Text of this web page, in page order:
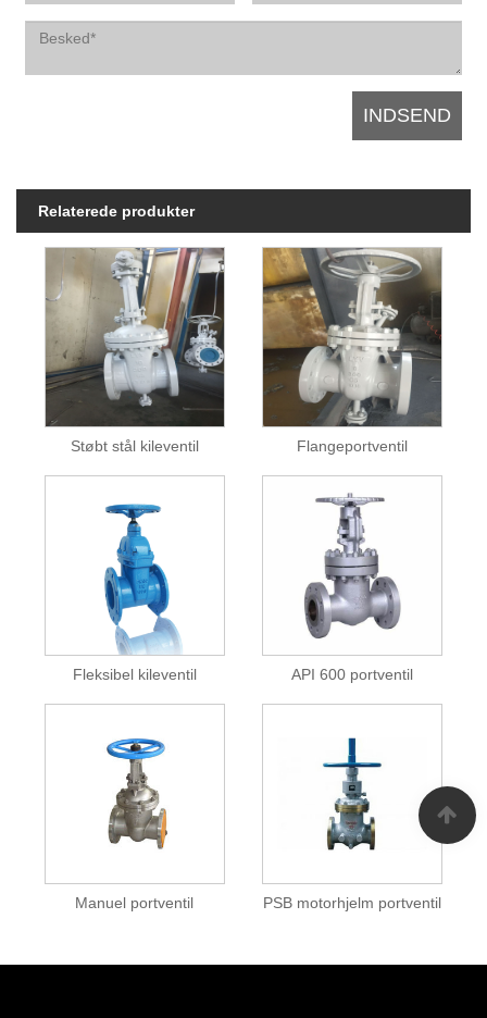
Relaterede produkter
Støbt stål kileventil Flangeportventil
Fleksibel kileventil API 600 portventil
Manuel portventil PSB motorhjelm portventil